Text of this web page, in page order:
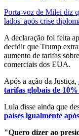
Porta-voz de Milei diz
lados' após crise
A declaração foi feita
decidir que Trump
aumento de tarifas
comerciais dos EUA.
Após a ação da Justiça,
tarifas globais de
Lula disse ainda que
países igualmente
"Quero dizer ao